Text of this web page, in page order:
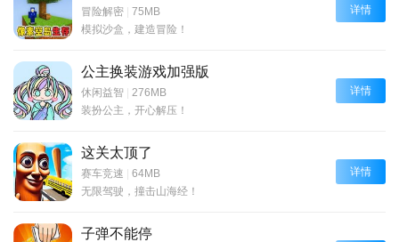
冒险解密 | 75MB
模拟沙盒，建造冒险！
详情
公主换装游戏加强版
休闲益智 | 276MB
装扮公主，开心解压！
详情
这关太顶了
赛车竞速 | 64MB
无限驾驶，撞击山海经！
详情
子弹不能停